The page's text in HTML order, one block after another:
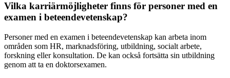
Vilka karriärmöjligheter finns för personer med en
examen i beteendevetenskap?
Personer med en examen i beteendevetenskap kan arbeta inom
områden som HR, marknadsföring, utbildning, socialt arbete,
forskning eller konsultation. De kan också fortsätta sin utbildning
genom att ta en doktorsexamen.